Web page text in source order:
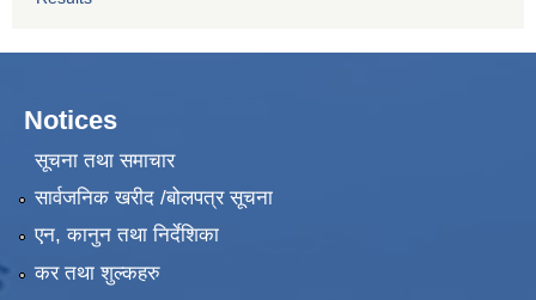
Notices
सूचना तथा समाचार
सार्वजनिक खरीद /बोलपत्र सूचना
एन, कानुन तथा निर्देशिका
कर तथा शुल्कहरु